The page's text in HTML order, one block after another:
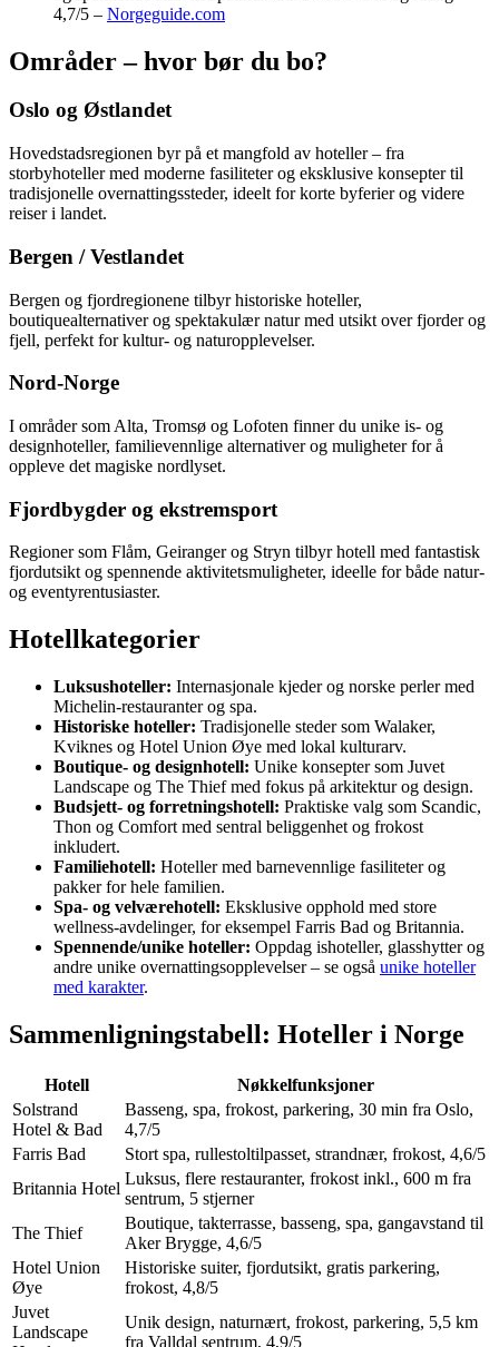
4,7/5 – Norgeguide.com
Områder – hvor bør du bo?
Oslo og Østlandet
Hovedstadsregionen byr på et mangfold av hoteller – fra
storbyhoteller med moderne fasiliteter og eksklusive konsepter til
tradisjonelle overnattingssteder, ideelt for korte byferier og videre
reiser i landet.
Bergen / Vestlandet
Bergen og fjordregionene tilbyr historiske hoteller,
boutiquealternativer og spektakulær natur med utsikt over fjorder og
fjell, perfekt for kultur- og naturopplevelser.
Nord-Norge
I områder som Alta, Tromsø og Lofoten finner du unike is- og
designhoteller, familievennlige alternativer og muligheter for å
oppleve det magiske nordlyset.
Fjordbygder og ekstremsport
Regioner som Flåm, Geiranger og Stryn tilbyr hotell med fantastisk
fjordutsikt og spennende aktivitetsmuligheter, ideelle for både natur-
og eventyrentusiaster.
Hotellkategorier
Luksushoteller: Internasjonale kjeder og norske perler med
Michelin-restauranter og spa.
Historiske hoteller: Tradisjonelle steder som Walaker,
Kviknes og Hotel Union Øye med lokal kulturarv.
Boutique- og designhotell: Unike konsepter som Juvet
Landscape og The Thief med fokus på arkitektur og design.
Budsjett- og forretningshotell: Praktiske valg som Scandic,
Thon og Comfort med sentral beliggenhet og frokost
inkludert.
Familiehotell: Hoteller med barnevennlige fasiliteter og
pakker for hele familien.
Spa- og velværehotell: Eksklusive opphold med store
wellness-avdelinger, for eksempel Farris Bad og Britannia.
Spennende/unike hoteller: Oppdag ishoteller, glasshytter og
andre unike overnattingsopplevelser – se også unike hoteller
med karakter.
Sammenligningstabell: Hoteller i Norge
Hotell
Nøkkelfunksjoner
Solstrand
Hotel & Bad
Basseng, spa, frokost, parkering, 30 min fra Oslo,
4,7/5
Farris Bad
Stort spa, rullestoltilpasset, strandnær, frokost, 4,6/5
Britannia Hotel
Luksus, flere restauranter, frokost inkl., 600 m fra
sentrum, 5 stjerner
The Thief
Boutique, takterrasse, basseng, spa, gangavstand til
Aker Brygge, 4,6/5
Hotel Union
Øye
Historiske suiter, fjordutsikt, gratis parkering,
frokost, 4,8/5
Juvet
Landscape
Unik design, naturnært, frokost, parkering, 5,5 km
fra Valldal sentrum, 4,9/5